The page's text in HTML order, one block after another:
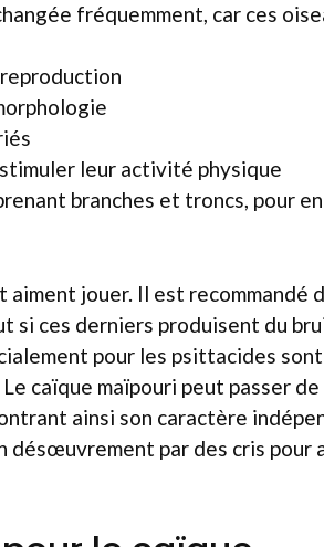
fréquemment, car ces
leur activité physique
branches et troncs, pour
aiment jouer. Il est recommandé
si ces derniers produisent du
pour les psittacides
caïque maïpouri peut passer de
ainsi son caractère
désœuvrement par des cris